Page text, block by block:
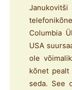
Columbia
USA
ole
kõnet
seda. See